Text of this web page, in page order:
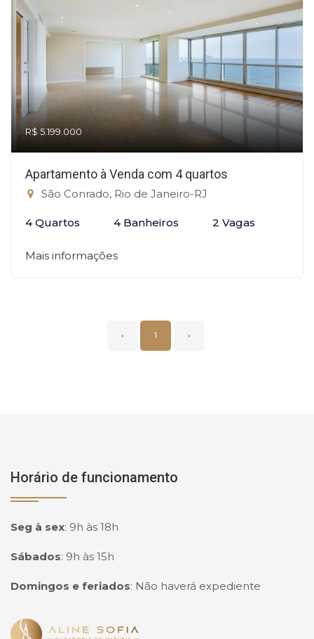
R$ 5.199.000
Apartamento à Venda com 4 quartos
São Conrado, Rio de Janeiro-RJ
4 Quartos 4 Banheiros 2 Vagas
Mais informações
‹ 1 ›
Horário de funcionamento
Seg à sex: 9h às 18h
Sábados: 9h às 15h
Domingos e feriados: Não haverá expediente
Página inicial